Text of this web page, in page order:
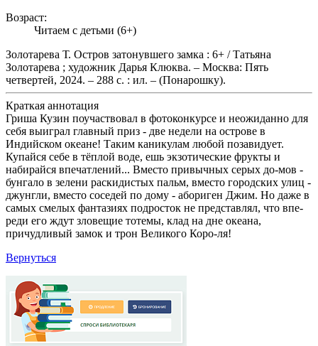
Возраст:
Читаем с детьми (6+)
Золотарева Т. Остров затонувшего замка : 6+ / Татьяна
Золотарева ; художник Дарья Клюква. – Москва: Пять
четвертей, 2024. – 288 с. : ил. – (Понарошку).
Краткая аннотация
Гриша Кузин поучаствовал в фотоконкурсе и неожиданно для
себя выиграл главный приз - две недели на острове в
Индийском океане! Таким каникулам любой позавидует.
Купайся себе в тёплой воде, ешь экзотические фрукты и
набирайся впечатлений... Вместо привычных серых до-мов -
бунгало в зелени раскидистых пальм, вместо городских улиц -
джунгли, вместо соседей по дому - абориген Джим. Но даже в
самых смелых фантазиях подросток не представлял, что впе-
реди его ждут зловещие тотемы, клад на дне океана,
причудливый замок и трон Великого Коро-ля!
Вернуться